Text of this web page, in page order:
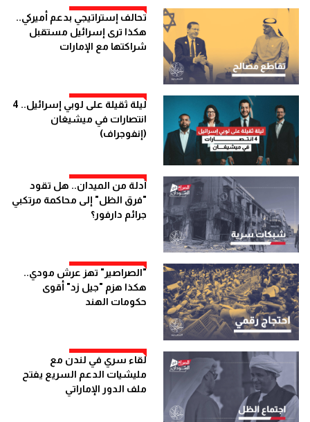
تحالف إستراتيجي بدعم أميركي..
هكذا ترى إسرائيل مستقبل
شراكتها مع الإمارات
ليلة ثقيلة على لوبي إسرائيل.. 4
انتصارات في ميشيغان
(إنفوجراف)
أدلة من الميدان.. هل تقود
"فرق الظل" إلى محاكمة مرتكبي
جرائم دارفور؟
"الصراصير" تهز عرش مودي..
هكذا هزم "جيل زد" أقوى
حكومات الهند
لقاء سري في لندن مع
مليشيات الدعم السريع يفتح
ملف الدور الإماراتي